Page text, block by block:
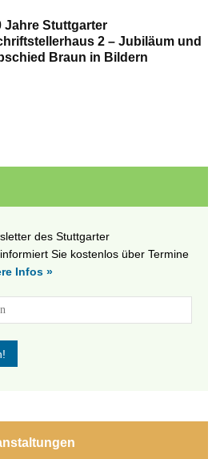
Jahre Stuttgarter
2 – Jubiläum und
Braun in Bildern
des Stuttgarter
Sie kostenlos über Termine
Infos »